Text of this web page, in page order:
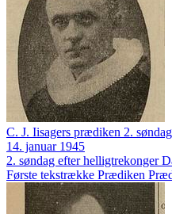
C. J. Iisagers prædiken 2.
14. januar 1945
2. søndag efter helligtrekonger
Første tekstrække Prædiken